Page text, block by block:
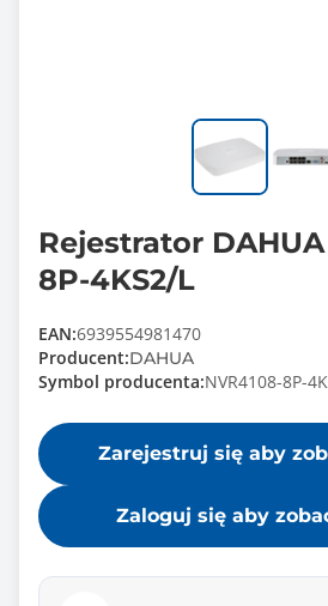
Rejestrator DAHUA
8P-4KS2/L
EAN:6939554981470
Producent:DAHUA
Symbol producenta:NVR4108-8P-
Zarejestruj się aby
Zaloguj się aby